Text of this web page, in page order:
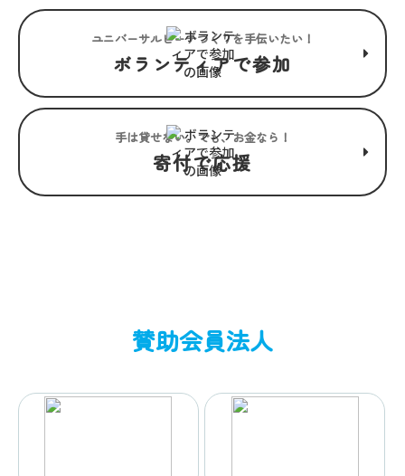
ユニバーサルビーチつくりを手伝いたい！
ボランティアで参加
手は貸せない。でも、お金なら！
寄付で応援
賛助会員法人